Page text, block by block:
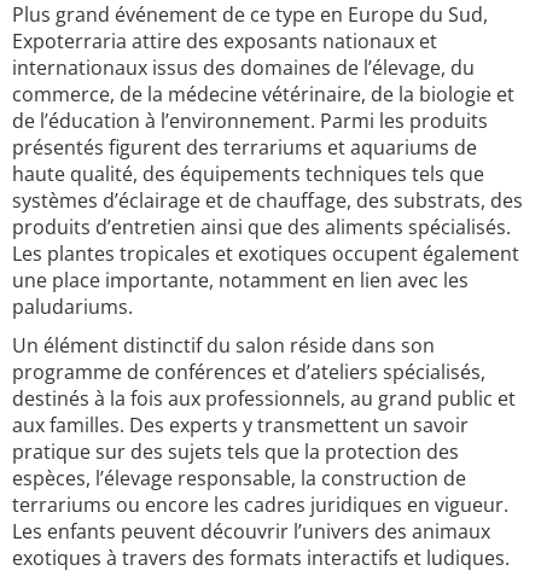
Plus grand événement de ce type en Europe du Sud,
Expoterraria attire des exposants nationaux et
internationaux issus des domaines de l’élevage, du
commerce, de la médecine vétérinaire, de la biologie et
de l’éducation à l’environnement. Parmi les produits
présentés figurent des terrariums et aquariums de
haute qualité, des équipements techniques tels que
systèmes d’éclairage et de chauffage, des substrats, des
produits d’entretien ainsi que des aliments spécialisés.
Les plantes tropicales et exotiques occupent également
une place importante, notamment en lien avec les
paludariums.
Un élément distinctif du salon réside dans son
programme de conférences et d’ateliers spécialisés,
destinés à la fois aux professionnels, au grand public et
aux familles. Des experts y transmettent un savoir
pratique sur des sujets tels que la protection des
espèces, l’élevage responsable, la construction de
terrariums ou encore les cadres juridiques en vigueur.
Les enfants peuvent découvrir l’univers des animaux
exotiques à travers des formats interactifs et ludiques.